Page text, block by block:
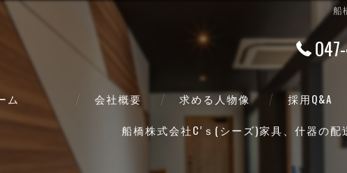
船
ム 会社概要 求める人物像 採用Q&A
船橋株式会社C’ｓ(シーズ)家具、什器の配